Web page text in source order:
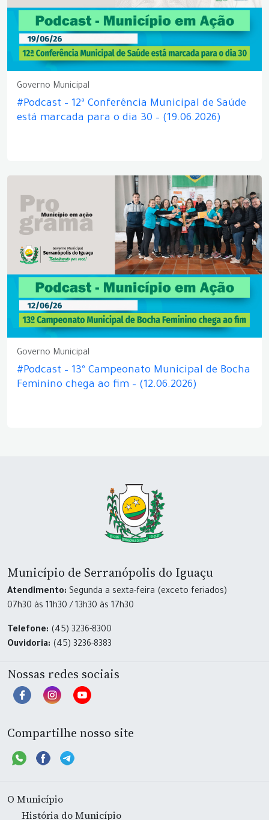
Governo Municipal
#Podcast – 12ª Conferência Municipal de Saúde
está marcada para o dia 30 – (19.06.2026)
Governo Municipal
#Podcast – 13º Campeonato Municipal de Bocha
Feminino chega ao fim – (12.06.2026)
Município de Serranópolis do Iguaçu
Atendimento: Segunda a sexta-feira (exceto feriados)
07h30 às 11h30 / 13h30 às 17h30
Telefone: (45) 3236-8300
Ouvidoria: (45) 3236-8383
Nossas redes sociais
Compartilhe nosso site
O Município
História do Município